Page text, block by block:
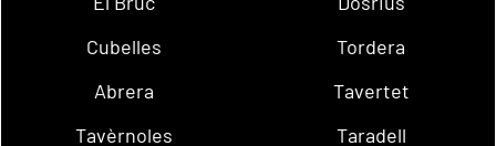
Cubelles
Tordera
Abrera
Tavertet
Tavèrnoles
Taradell